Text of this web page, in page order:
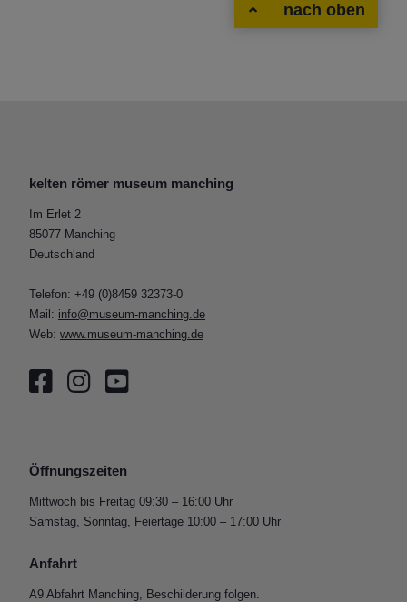
nach oben
kelten römer museum manching
Im Erlet 2
85077 Manching
Deutschland
Telefon: +49 (0)8459 32373-0
Mail: info@museum-manching.de
Web: www.museum-manching.de
Öffnungszeiten
Mittwoch bis Freitag 09:30 – 16:00 Uhr
Samstag, Sonntag, Feiertage 10:00 – 17:00 Uhr
Anfahrt
A9 Abfahrt Manching, Beschilderung folgen.